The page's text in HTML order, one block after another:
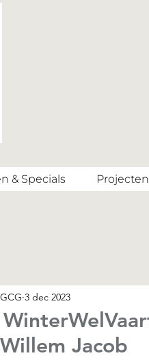
& Specials Projecten
Jacob
3 dec 2023